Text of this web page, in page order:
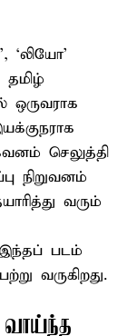
‘லியோ’
ஒருவராக
செலுத்தி
நிறுவனம்
வரும்
இந்தப் படம்
வருகிறது.
வாய்ந்த